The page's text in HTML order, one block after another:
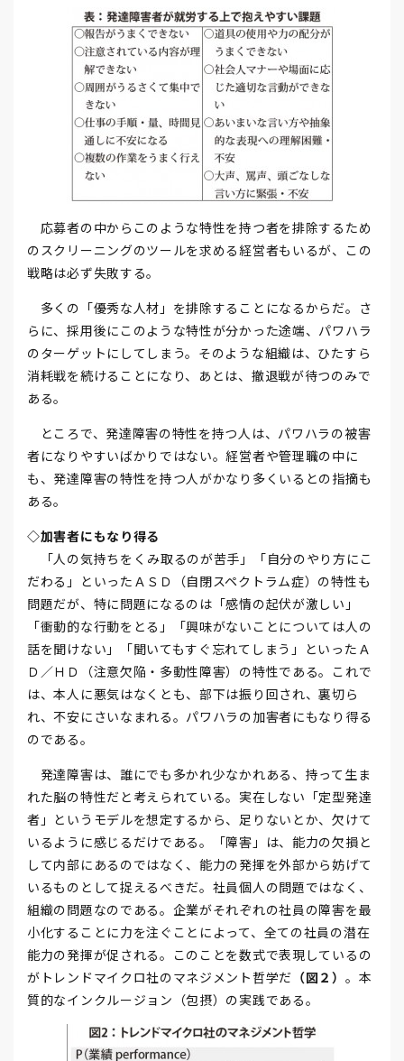
応募者の中からこのような特性を持つ者を排除するため
のスクリーニングのツールを求める経営者もいるが、この
戦略は必ず失敗する。
多くの「優秀な人材」を排除することになるからだ。さ
らに、採用後にこのような特性が分かった途端、パワハラ
のターゲットにしてしまう。そのような組織は、ひたすら
消耗戦を続けることになり、あとは、撤退戦が待つのみで
ある。
ところで、発達障害の特性を持つ人は、パワハラの被害
者になりやすいばかりではない。経営者や管理職の中に
も、発達障害の特性を持つ人がかなり多くいるとの指摘も
ある。
◇加害者にもなり得る
「人の気持ちをくみ取るのが苦手」「自分のやり方にこ
だわる」といったＡＳＤ（自閉スペクトラム症）の特性も
問題だが、特に問題になるのは「感情の起伏が激しい」
「衝動的な行動をとる」「興味がないことについては人の
話を聞けない」「聞いてもすぐ忘れてしまう」といったＡ
Ｄ／ＨＤ（注意欠陥・多動性障害）の特性である。これで
は、本人に悪気はなくとも、部下は振り回され、裏切ら
れ、不安にさいなまれる。パワハラの加害者にもなり得る
のである。
発達障害は、誰にでも多かれ少なかれある、持って生ま
れた脳の特性だと考えられている。実在しない「定型発達
者」というモデルを想定するから、足りないとか、欠けて
いるように感じるだけである。「障害」は、能力の欠損と
して内部にあるのではなく、能力の発揮を外部から妨げて
いるものとして捉えるべきだ。社員個人の問題ではなく、
組織の問題なのである。企業がそれぞれの社員の障害を最
小化することに力を注ぐことによって、全ての社員の潜在
能力の発揮が促される。このことを数式で表現しているの
がトレンドマイクロ社のマネジメント哲学だ （図２） 。本
質的なインクルージョン（包摂）の実践である。